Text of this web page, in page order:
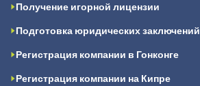
Получение игорной лицензии
Подготовка юридических заключений
Регистрация компании в Гонконге
Регистрация компании на Кипре